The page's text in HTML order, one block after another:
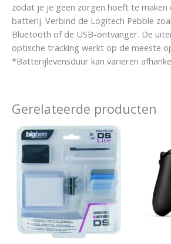
zodat je je geen zorgen hoeft te maken
batterij. Verbind de Logitech Pebble
Bluetooth of de USB-ontvanger. De
optische tracking werkt op de meeste
*Batterijlevensduur kan variëren
Gerelateerde producten